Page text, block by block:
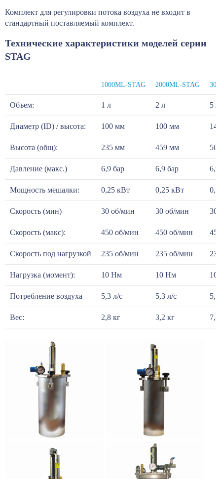
Комплект для регулировки потока воздуха не входит в
стандартный поставляемый комплект.
Технические характеристики моделей серии
STAG
1000ML-STAG 2000ML-STAG
Объем: 1 л 2 л 5 л
Диаметр (ID) / высота: 100 мм 100 мм
Высота (общ): 235 мм 459 мм
Давление (макс.) 6,9 бар 6,9 бар 6,9
Мощность мешалки: 0,25 кВт 0,25 кВт
Скорость (мин) 30 об/мин 30 об/мин 30
Скорость (макс): 450 об/мин 450 об/мин
Скорость под нагрузкой 235 об/мин 235 об/мин
Нагрузка (момент): 10 Нм 10 Нм 10
Потребление воздуха 5,3 л/с 5,3 л/с 5,3
Вес: 2,8 кг 3,2 кг 7,8